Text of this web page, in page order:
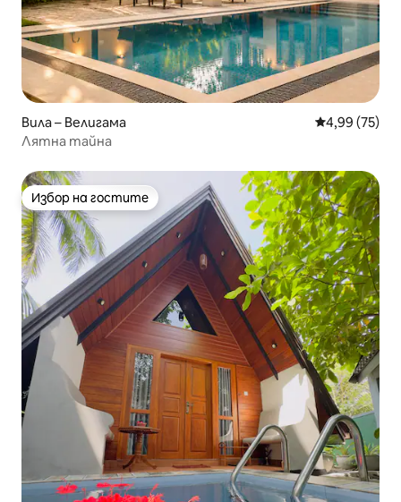
Вила – Велигама Средна
4,99 (75)
Лятна тайна
Избор на гостите
Избор на гостите